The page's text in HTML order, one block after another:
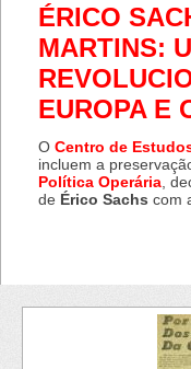
ÉRICO
MARTINS:
EUROPA E
O Centro de
incluem a
Política Operária ,
de Érico Sachs com